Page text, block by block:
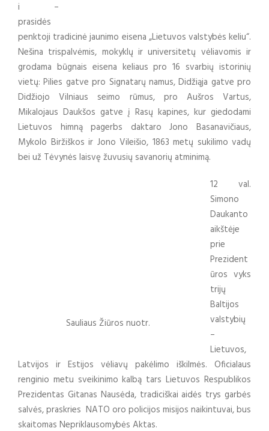
i –
prasidės
penktoji tradicinė jaunimo eisena „Lietuvos valstybės keliu“.
Nešina trispalvėmis, mokyklų ir universitetų vėliavomis ir
grodama būgnais eisena keliaus pro 16 svarbių istorinių
vietų: Pilies gatve pro Signatarų namus, Didžiąja gatve pro
Didžiojo Vilniaus seimo rūmus, pro Aušros Vartus,
Mikalojaus Daukšos gatve į Rasų kapines, kur giedodami
Lietuvos himną pagerbs daktaro Jono Basanavičiaus,
Mykolo Biržiškos ir Jono Vileišio, 1863 metų sukilimo vadų
bei už Tėvynės laisvę žuvusių savanorių atminimą.
Sauliaus Žiūros nuotr.
12 val.
Simono
Daukanto
aikštėje
prie
Prezident
ūros vyks
trijų
Baltijos
valstybių
–
Lietuvos,
Latvijos ir Estijos vėliavų pakėlimo iškilmės. Oficialaus
renginio metu sveikinimo kalbą tars Lietuvos Respublikos
Prezidentas Gitanas Nausėda, tradiciškai aidės trys garbės
salvės, praskries NATO oro policijos misijos naikintuvai, bus
skaitomas Nepriklausomybės Aktas.